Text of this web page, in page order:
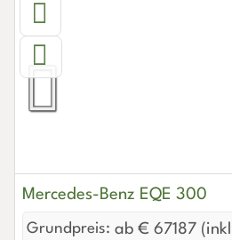
Mercedes-Benz EQE 300
Grundpreis: ab € 67187